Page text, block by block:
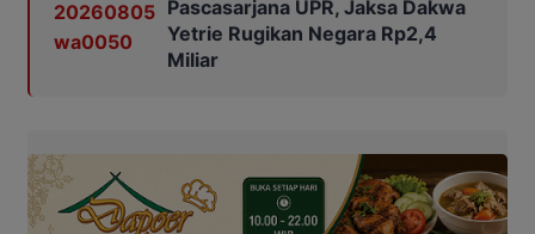
Pascasarjana UPR, Jaksa Dakwa
Yetrie Rugikan Negara Rp2,4
Miliar